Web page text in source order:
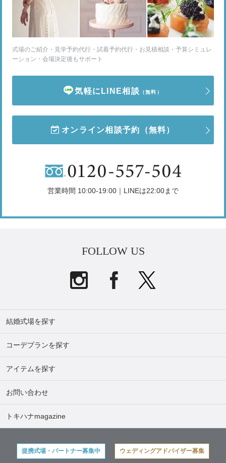
式場のご紹介・見学予約代行・試着予約代行・お見積相談・予算シミュレ
ーション・会場決定後もサポート
気軽にLINE相談 （無料）
オンライン相談予約 （無料）
営業時間 10:00-19:00｜LINEは22:00まで
FOLLOW US
結婚式場を探す
コーデプランを探す
アイテムを探す
お問い合わせ
トキハナmagazine
提携式場・パートナー募集中 ウェディングアドバイザー募集